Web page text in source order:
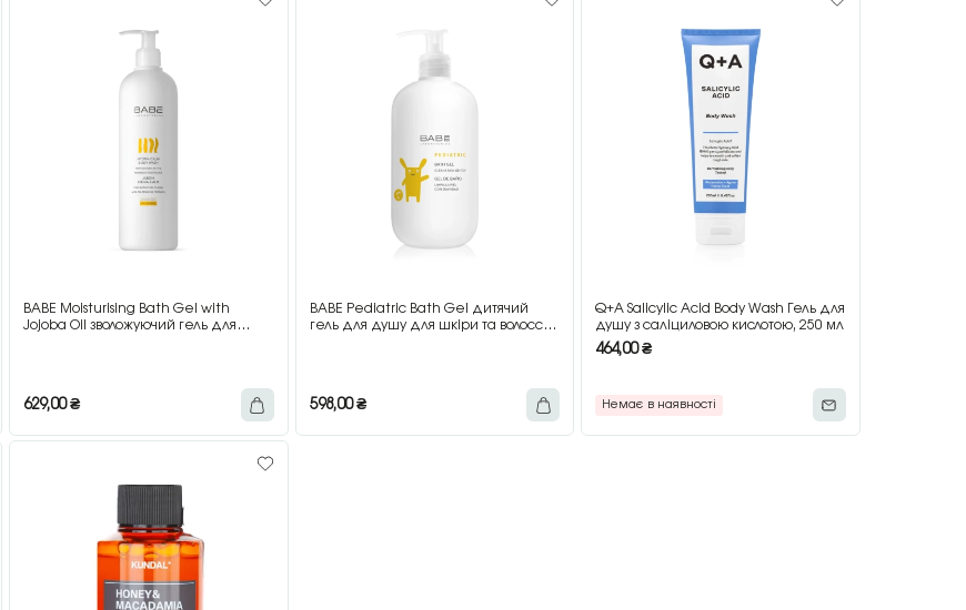
BABE Moisturising Bath Gel with
Jojoba Oil зволожуючий гель для
629,00₴
BABE Pediatric Bath Gel дитячий
гель для душу для шкіри та волосся,
598,00₴
Q+A Salicylic Acid Body Wash Гель для
душу з саліциловою кислотою, 250 мл
464,00₴
Немає в наявності